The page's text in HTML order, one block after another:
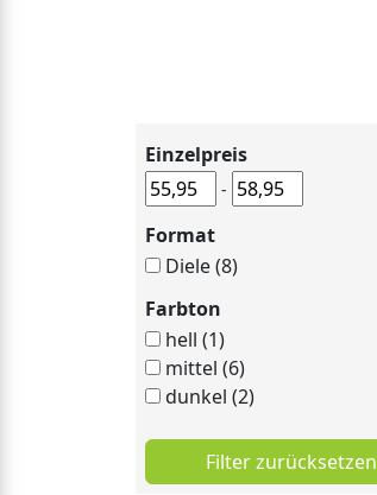
Einzelpreis
-
Format
Diele (8)
Farbton
hell (1)
mittel (6)
dunkel (2)
Filter zurücksetzen